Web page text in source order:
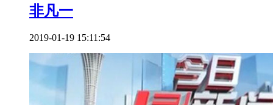
非凡一
2019-01-19 15:11:54